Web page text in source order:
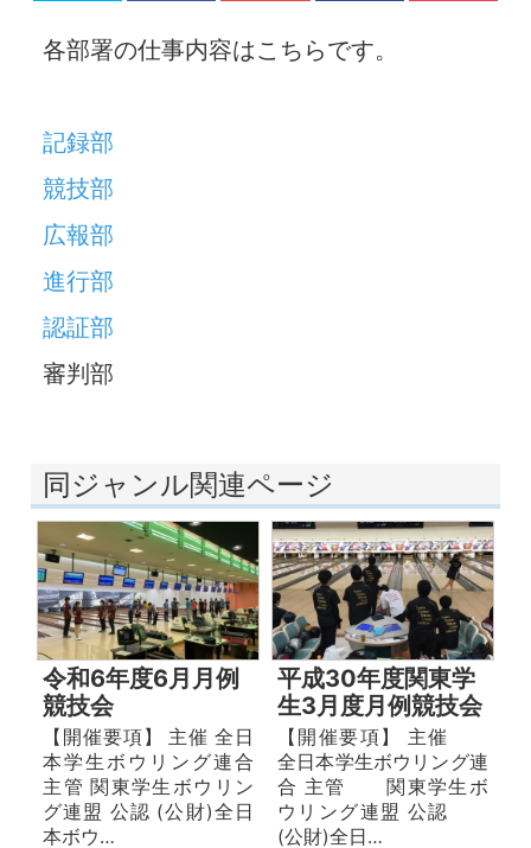
各部署の仕事内容はこちらです。
記録部
競技部
広報部
進行部
認証部
審判部
同ジャンル関連ページ
令和6年度6月月例
競技会
【開催要項】 主催 全日
本学生ボウリング連合
主管 関東学生ボウリン
グ連盟 公認 (公財)全日
本ボウ…
平成30年度関東学
生3月度月例競技会
【開催要項】 主催
全日本学生ボウリング連
合 主管 関東学生ボ
ウリング連盟 公認
(公財)全日…